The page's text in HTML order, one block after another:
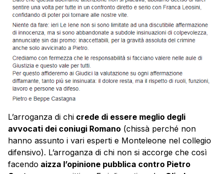
L’arroganza di chi crede di essere meglio degli
avvocati dei coniugi Romano (chissà perché non
hanno assunto i vari esperti e Monteleone nel collegio
difensivo). L’arroganza di chi non si accorge che così
facendo aizza l’opinione pubblica contro Pietro